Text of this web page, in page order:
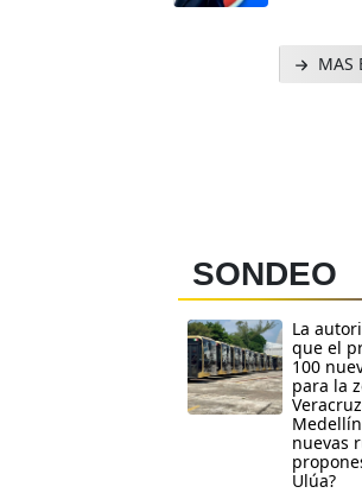
MAS
SONDEO
La
que el
100
para la
nuevas
Ulúa?